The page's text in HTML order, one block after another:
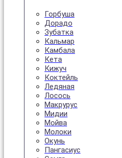
Горбуша
Дорадо
Зубатка
Кальмар
Камбала
Кета
Кижуч
Коктейль
Ледяная
Лосось
Макрурус
Мидии
Мойва
Молоки
Окунь
Пангасиус